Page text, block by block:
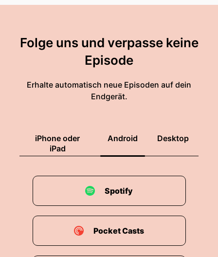
Folge uns und verpasse keine
Episode
Erhalte automatisch neue Episoden auf dein
Endgerät.
iPhone oder
iPad
Android Desktop
Spotify
Pocket Casts